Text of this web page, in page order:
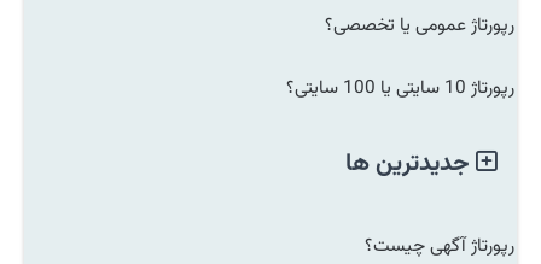
رپورتاژ عمومی یا تخصصی؟
رپورتاژ 10 سایتی یا 100 سایتی؟
جدیدترین ها
رپورتاژ آگهی چیست؟